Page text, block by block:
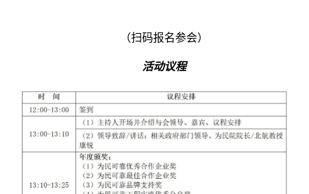
（扫码报名参会）
活动议程